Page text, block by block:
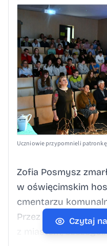
Uczniowie przypomnieli patronkę
Zofia Posmysz
w oświęcimskim
cmentarzu
Przez wiele lat
z miastem,
Czytaj